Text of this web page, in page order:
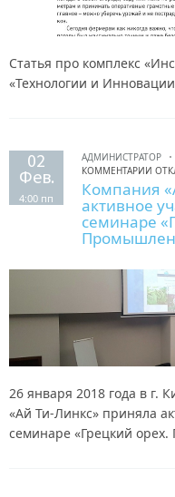
Статья про комплекс
«Технологии и
02
Фев.
4:00 пп
АДМИНИСТРАТОР
КОММЕНТАРИИ
Компания
активное
семинаре
26 января 2018 года в г.
«Ай Ти-Линкс» приняла
семинаре «Грецкий